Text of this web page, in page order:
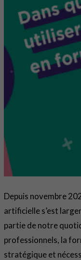
Depuis novembre
artificielle s’est
partie de notre
professionnels, la
stratégique et